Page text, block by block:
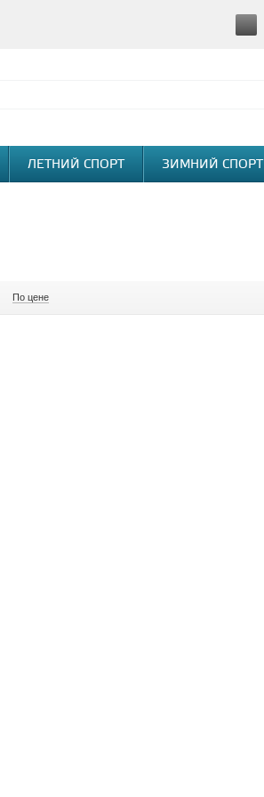
ЛЕТНИЙ СПОРТ ЗИМНИЙ СПОРТ
По цене